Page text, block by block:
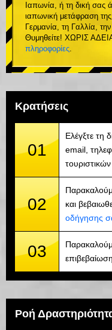
Ιαπωνία, ή τη δική σας
ιαπωνική μετάφραση
Γερμανία, τη Γαλλία,
Θυμηθείτε! ΧΩΡΙΣ
πληροφορίες.
Κρατήσεις
01
Ελέγξτε τη
email,
τουριστικών
02
και
οδήγησης
03
Ροή